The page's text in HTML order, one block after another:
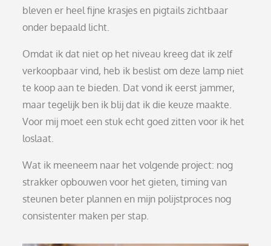
bleven er heel fijne krasjes en pigtails zichtbaar
onder bepaald licht.
Omdat ik dat niet op het niveau kreeg dat ik zelf
verkoopbaar vind, heb ik beslist om deze lamp niet
te koop aan te bieden. Dat vond ik eerst jammer,
maar tegelijk ben ik blij dat ik die keuze maakte.
Voor mij moet een stuk echt goed zitten voor ik het
loslaat.
Wat ik meeneem naar het volgende project: nog
strakker opbouwen voor het gieten, timing van
steunen beter plannen en mijn polijstproces nog
consistenter maken per stap.